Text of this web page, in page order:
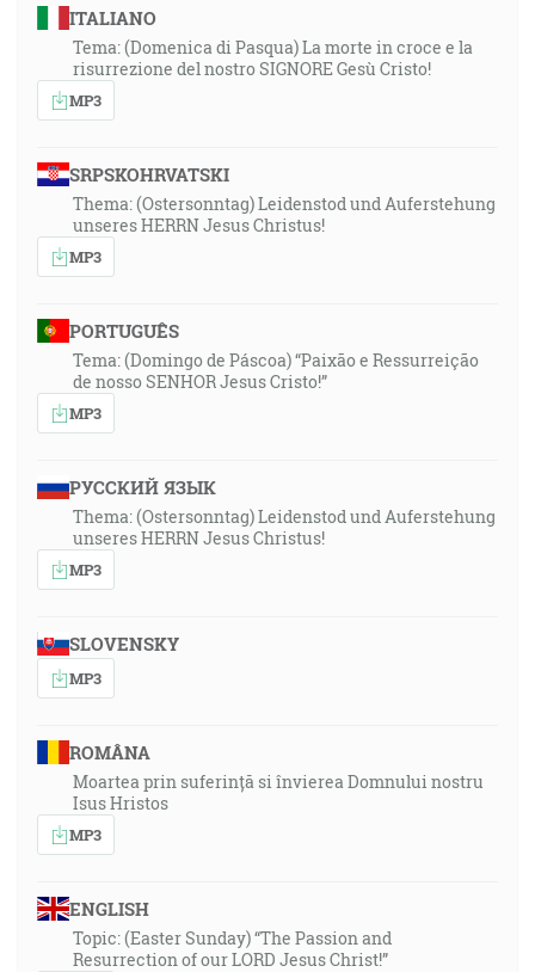
ITALIANO
Tema: (Domenica di Pasqua) La morte in croce e la
risurrezione del nostro SIGNORE Gesù Cristo!
MP3
SRPSKOHRVATSKI
Thema: (Ostersonntag) Leidenstod und Auferstehung
unseres HERRN Jesus Christus!
MP3
PORTUGUÊS
Tema: (Domingo de Páscoa) “Paixão e Ressurreição
de nosso SENHOR Jesus Cristo!”
MP3
РУССКИЙ ЯЗЫК
Thema: (Ostersonntag) Leidenstod und Auferstehung
unseres HERRN Jesus Christus!
MP3
SLOVENSKY
MP3
ROMÂNA
Moartea prin suferință si învierea Domnului nostru
Isus Hristos
MP3
ENGLISH
Topic: (Easter Sunday) “The Passion and
Resurrection of our LORD Jesus Christ!”